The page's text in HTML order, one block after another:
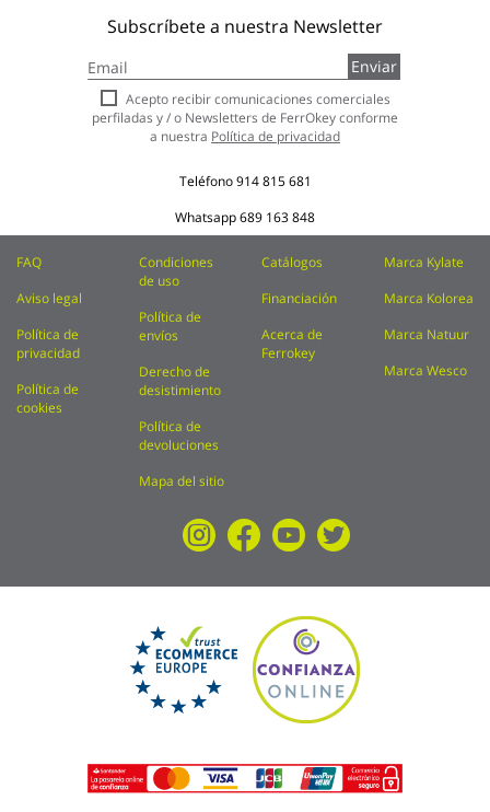
Subscríbete a nuestra Newsletter
a
nuestro
boletín
de
Enviar
Acepto recibir comunicaciones comerciales
perfiladas y / o Newsletters de FerrOkey conforme
a nuestra Política de privacidad
Teléfono914 815 681
Whatsapp689 163 848
FAQ
Aviso legal
Política de
privacidad
Política de
cookies
Condiciones
de uso
Política de
envíos
Derecho de
desistimiento
Política de
devoluciones
Mapa del sitio
Catálogos
Financiación
Acerca de
Ferrokey
Marca Kylate
Marca Kolorea
Marca Natuur
Marca Wesco